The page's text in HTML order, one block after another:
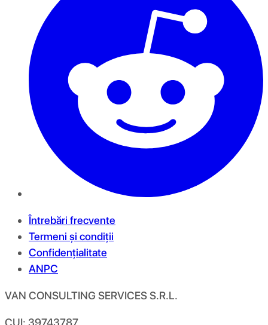
Întrebări frecvente
Termeni și condiții
Confidențialitate
ANPC
VAN CONSULTING SERVICES S.R.L.
CUI: 39743787